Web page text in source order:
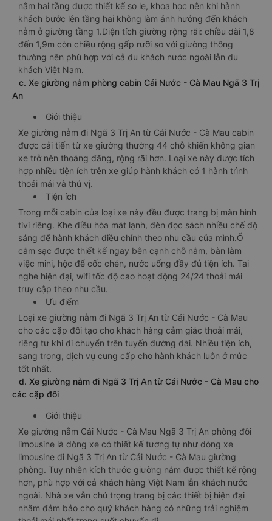
nằm hai tầng được thiết kế so le, khoa học nên khi hành
khách bước lên tầng hai không làm ảnh hưởng đến khách
nằm ở giường tầng 1.Diện tích giường rộng rãi: chiều dài 1,8
đến 1,9m còn chiều rộng gấp rưỡi so với giường thông
thường nên phù hợp với cả du khách nước ngoài lẫn du
khách Việt Nam.
c. Xe giường nằm phòng cabin Cái Nước - Cà Mau Ngã 3 Trị
An
Giới thiệu
Xe giường nằm đi Ngã 3 Trị An từ Cái Nước - Cà Mau cabin
được cải tiến từ xe giường thường 44 chỗ khiến không gian
xe trở nên thoáng đãng, rộng rãi hơn. Loại xe này được tích
hợp nhiều tiện ích trên xe giúp hành khách có 1 hành trình
thoải mái và thú vị.
Tiện ích
Trong mỗi cabin của loại xe này đều được trang bị màn hình
tivi riêng. Khe điều hòa mát lạnh, đèn đọc sách nhiều chế độ
sáng để hành khách điều chỉnh theo nhu cầu của mình.Ổ
cắm sạc được thiết kế ngay bên cạnh chỗ nằm, bàn làm
việc mini, hộc để cốc chén, nước uống đầy đủ tiện ích. Tai
nghe hiện đại, wifi tốc độ cao hoạt động 24/24 thoải mái
truy cập theo nhu cầu.
Ưu điểm
Loại xe giường nằm đi Ngã 3 Trị An từ Cái Nước - Cà Mau
cho các cặp đôi tạo cho khách hàng cảm giác thoải mái,
riêng tư khi di chuyển trên tuyến đường dài. Nhiều tiện ích,
sang trọng, dịch vụ cung cấp cho hành khách luôn ở mức
tốt nhất.
d. Xe giường nằm đi Ngã 3 Trị An từ Cái Nước - Cà Mau cho
các cặp đôi
Giới thiệu
Xe giường nằm Cái Nước - Cà Mau Ngã 3 Trị An phòng đôi
limousine là dòng xe có thiết kế tương tự như dòng xe
limousine đi Ngã 3 Trị An từ Cái Nước - Cà Mau giường
phòng. Tuy nhiên kích thước giường nằm được thiết kế rộng
hơn, phù hợp với cả khách hàng Việt Nam lẫn khách nước
ngoài. Nhà xe vẫn chú trọng trang bị các thiết bị hiện đại
nhằm đảm bảo cho quý khách hàng có những trải nghiệm